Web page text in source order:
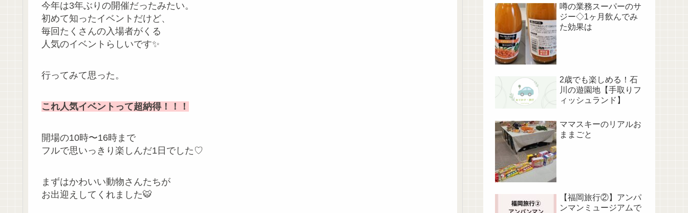
今年は3年ぶりの開催だったみたい。
初めて知ったイベントだけど、
毎回たくさんの入場者がくる
人気のイベントらしいです✨
行ってみて思った。
これ人気イベントって超納得！！！
開場の10時〜16時まで
フルで思いっきり楽しんだ1日でした♡
まずはかわいい動物さんたちが
お出迎えしてくれました🐯
噂の業務スーパーのサ
ジー◇1ヶ月飲んでみ
た効果は
2歳でも楽しめる！石
川の遊園地【手取りフ
ィッシュランド】
ママスキーのリアルお
ままごと
【福岡旅行②】アンパ
ンマンミュージアムで